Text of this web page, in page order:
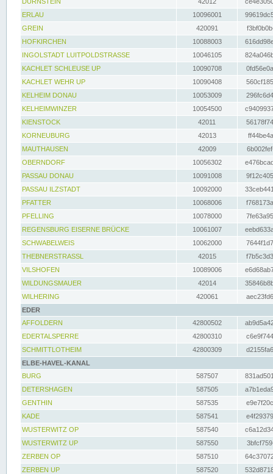
ERLAU
10096001
GREIN
420091
HOFKIRCHEN
10088003
INGOLSTADT LUITPOLDSTRASSE
10046105
KACHLET SCHLEUSE UP
10090708
KACHLET WEHR UP
10090408
KELHEIM DONAU
10053009
KELHEIMWINZER
10054500
KIENSTOCK
42011
KORNEUBURG
42013
MAUTHAUSEN
42009
OBERNDORF
10056302
PASSAU DONAU
10091008
PASSAU ILZSTADT
10092000
PFATTER
10068006
PFELLING
10078000
REGENSBURG EISERNE BRÜCKE
10061007
SCHWABELWEIS
10062000
THEBNERSTRASSL
42015
VILSHOFEN
10089006
WILDUNGSMAUER
42014
WILHERING
420061
EDER
AFFOLDERN
42800502
EDERTALSPERRE
42800310
SCHMITTLOTHEIM
42800309
ELBE-HAVEL-KANAL
BURG
587507
DETERSHAGEN
587505
GENTHIN
587535
KADE
587541
WUSTERWITZ OP
587540
WUSTERWITZ UP
587550
ZERBEN OP
587510
ZERBEN UP
587520